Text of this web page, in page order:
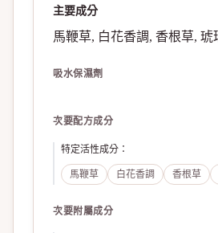
主要成分
馬鞭草, 白花香調, 香根草, 琥
吸水保濕劑
次要配方成分
特定活性成分 ：
馬鞭草 白花香調 香根草
次要附屬成分